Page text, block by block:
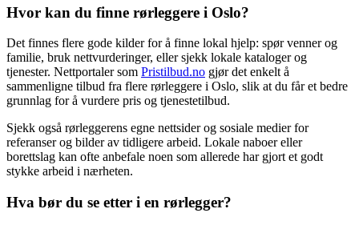
Hvor kan du finne rørleggere i Oslo?
Det finnes flere gode kilder for å finne lokal hjelp: spør venner og
familie, bruk nettvurderinger, eller sjekk lokale kataloger og
tjenester. Nettportaler som Pristilbud.no gjør det enkelt å
sammenligne tilbud fra flere rørleggere i Oslo, slik at du får et bedre
grunnlag for å vurdere pris og tjenestetilbud.
Sjekk også rørleggerens egne nettsider og sosiale medier for
referanser og bilder av tidligere arbeid. Lokale naboer eller
borettslag kan ofte anbefale noen som allerede har gjort et godt
stykke arbeid i nærheten.
Hva bør du se etter i en rørlegger?